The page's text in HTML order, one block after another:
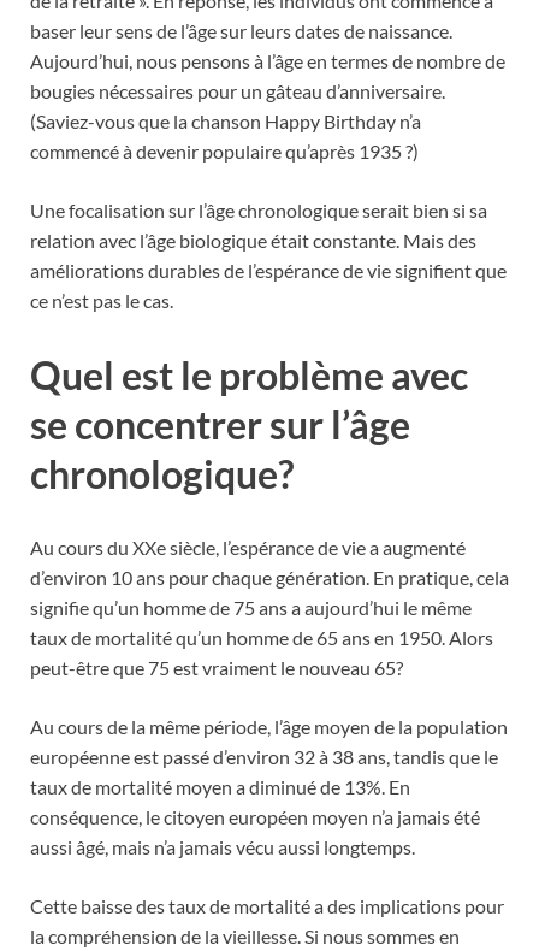
baser leur sens de l’âge sur leurs dates de naissance.
Aujourd’hui, nous pensons à l’âge en termes de nombre de
bougies nécessaires pour un gâteau d’anniversaire.
(Saviez-vous que la chanson Happy Birthday n’a
commencé à devenir populaire qu’après 1935 ?)
Une focalisation sur l’âge chronologique serait bien si sa
relation avec l’âge biologique était constante. Mais des
améliorations durables de l’espérance de vie signifient que
ce n’est pas le cas.
Quel est le problème avec
se concentrer sur l’âge
chronologique?
Au cours du XXe siècle, l’espérance de vie a augmenté
d’environ 10 ans pour chaque génération. En pratique, cela
signifie qu’un homme de 75 ans a aujourd’hui le même
taux de mortalité qu’un homme de 65 ans en 1950. Alors
peut-être que 75 est vraiment le nouveau 65?
Au cours de la même période, l’âge moyen de la population
européenne est passé d’environ 32 à 38 ans, tandis que le
taux de mortalité moyen a diminué de 13%. En
conséquence, le citoyen européen moyen n’a jamais été
aussi âgé, mais n’a jamais vécu aussi longtemps.
Cette baisse des taux de mortalité a des implications pour
la compréhension de la vieillesse. Si nous sommes en